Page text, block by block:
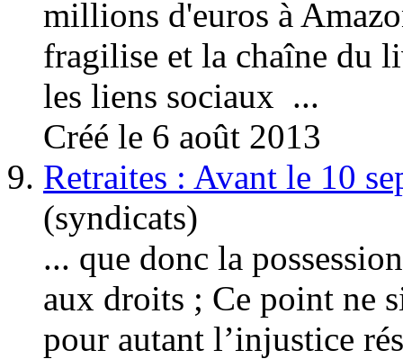
millions d'euros à
fragilise et la chaîne du
les liens sociaux ...
Créé le 6 août 2013
9. Retraites : Avant le 10
(syndicats)
... que donc la
aux droits ; Ce point ne
pour autant l’injustice